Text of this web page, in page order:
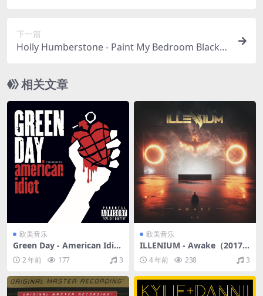
下一篇
Holly Humberstone - Paint My Bedroom Black
相关文章
欧美音乐
Green Day - American Idiot
(Deluxe)（2004/FLAC/分轨/
477M）
2 年前 177 3
欧美音乐
ILLENIUM - Awake（2017/
FLAC/分轨/357M）
4 年前 238 3